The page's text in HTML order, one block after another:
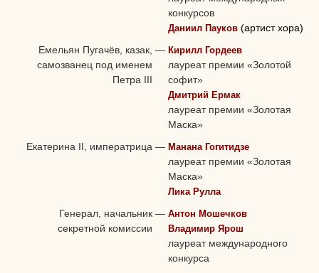
конкурсов
Даниил Пауков (артист хора)
Емельян Пугачёв, казак,
самозванец под именем
Петра III
— Кирилл Гордеев
лауреат премии «Золотой
софит»
Дмитрий Ермак
лауреат премии «Золотая
Маска»
Екатерина II, императрица — Манана Гогитидзе
лауреат премии «Золотая
Маска»
Лика Рулла
Генерал, начальник
секретной комиссии
— Антон Мошечков
Владимир Ярош
лауреат международного
конкурса